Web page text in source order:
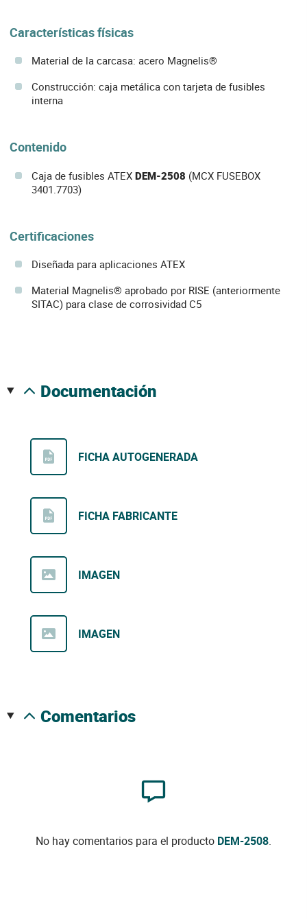
Características físicas
Material de la carcasa: acero Magnelis®
Construcción: caja metálica con tarjeta de fusibles
interna
Contenido
Caja de fusibles ATEX DEM-2508 (MCX FUSEBOX
3401.7703)
Certificaciones
Diseñada para aplicaciones ATEX
Material Magnelis® aprobado por RISE (anteriormente
SITAC) para clase de corrosividad C5
documentación
FICHA AUTOGENERADA
FICHA FABRICANTE
IMAGEN
IMAGEN
comentarios
No hay comentarios para el producto DEM-2508.